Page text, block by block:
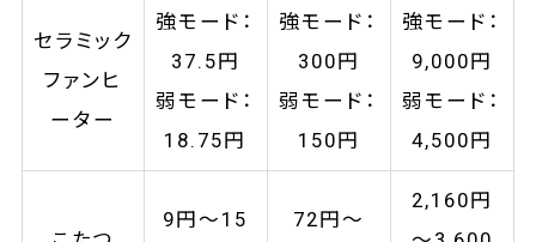
セラミック
ファンヒ
ーター
強モード：
37.5円
弱モード：
18.75円
強モード：
300円
弱モード：
150円
強モード：
9,000円
弱モード：
4,500円
9円～15
72円～
2,160円